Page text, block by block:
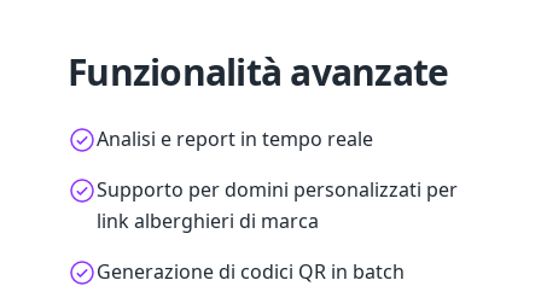
Funzionalità avanzate
Analisi e report in tempo reale
Supporto per domini personalizzati per
link alberghieri di marca
Generazione di codici QR in batch